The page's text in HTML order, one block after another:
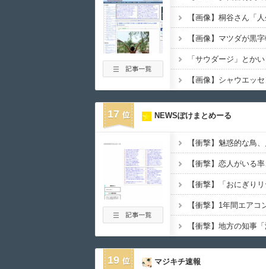
17 NEWSぽけまとめーる
【衝撃】魅惑的な鳥
19 マジキチ速報